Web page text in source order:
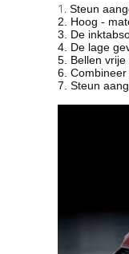
1. Steun
2. Hoog -
3. De
4. De lage
5. Bellen vrije
6.
7. Steun